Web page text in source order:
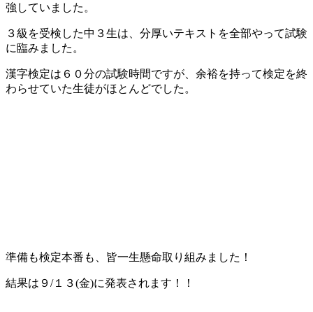
強していました。
３級を受検した中３生は、分厚いテキストを全部やって試験
に臨みました。
漢字検定は６０分の試験時間ですが、余裕を持って検定を終
わらせていた生徒がほとんどでした。
準備も検定本番も、皆一生懸命取り組みました！
結果は９/１３(金)に発表されます！！